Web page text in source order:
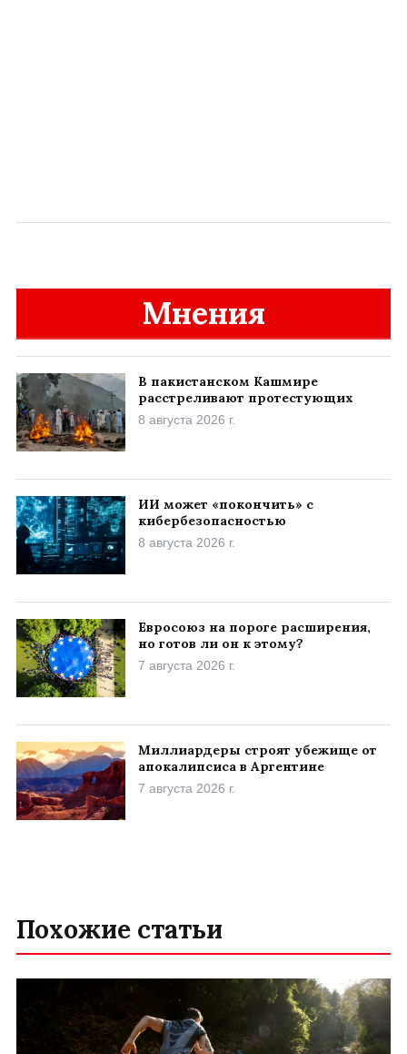
Мнения
В пакистанском Кашмире
расстреливают протестующих
8 августа 2026 г.
ИИ может «покончить» с
кибербезопасностью
8 августа 2026 г.
Евросоюз на пороге расширения,
но готов ли он к этому?
7 августа 2026 г.
Миллиардеры строят убежище от
апокалипсиса в Аргентине
7 августа 2026 г.
Похожие статьи